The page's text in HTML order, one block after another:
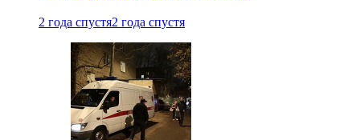
2 года спустя2 года спустя